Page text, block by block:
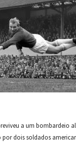
a um bombardeio
dois soldados